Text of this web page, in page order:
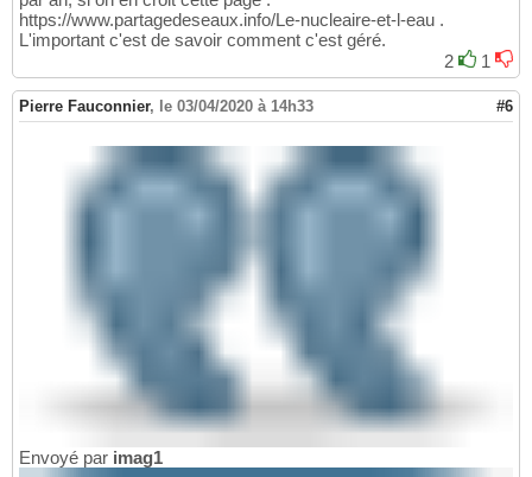
https://www.partagedeseaux.info/Le-nucleaire-et-l-eau .
L'important c'est de savoir comment c'est géré.
2
1
Pierre Fauconnier, le 03/04/2020 à 14h33 #6
Envoyé par imag1